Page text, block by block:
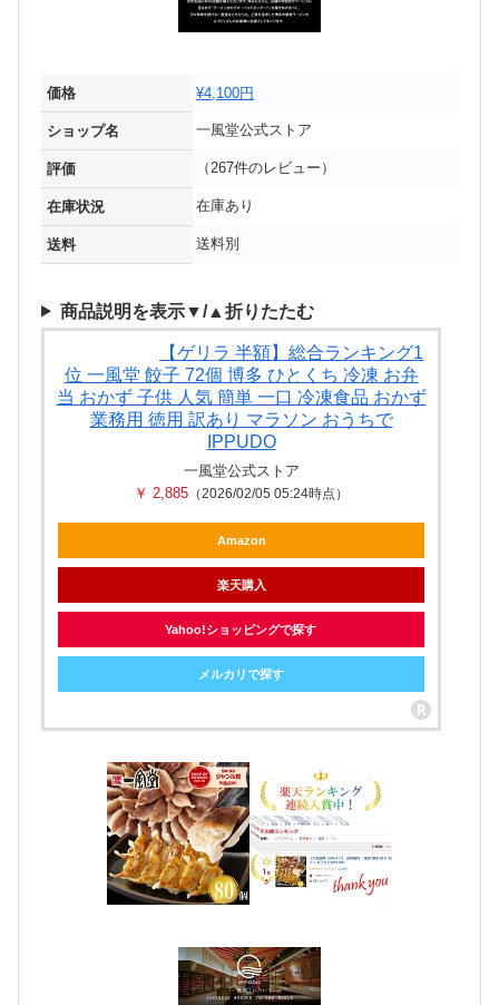
価格 ¥4,100円
ショップ名 一風堂公式ストア
評価 （267件のレビュー）
在庫状況 在庫あり
送料 送料別
商品説明を表示▼/▲折りたたむ
【ゲリラ 半額】総合ランキング1
位 一風堂 餃子 72個 博多 ひとくち 冷凍 お弁
当 おかず 子供 人気 簡単 一口 冷凍食品 おかず
業務用 徳用 訳あり マラソン おうちで
IPPUDO
一風堂公式ストア
￥ 2,885 （2026/02/05 05:24時点）
Amazon
楽天購入
Yahoo!ショッピングで探す
メルカリで探す